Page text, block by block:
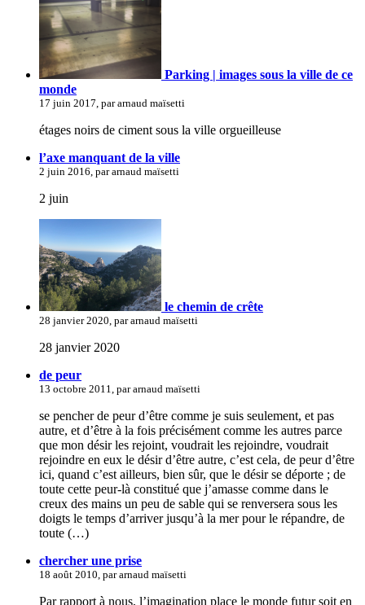
Parking | images sous la ville de ce
monde
17 juin 2017, par arnaud maïsetti
étages noirs de ciment sous la ville orgueilleuse
l’axe manquant de la ville
2 juin 2016, par arnaud maïsetti
2 juin
le chemin de crête
28 janvier 2020, par arnaud maïsetti
28 janvier 2020
de peur
13 octobre 2011, par arnaud maïsetti
se pencher de peur d’être comme je suis seulement, et pas
autre, et d’être à la fois précisément comme les autres parce
que mon désir les rejoint, voudrait les rejoindre, voudrait
rejoindre en eux le désir d’être autre, c’est cela, de peur d’être
ici, quand c’est ailleurs, bien sûr, que le désir se déporte ; de
toute cette peur-là constitué que j’amasse comme dans le
creux des mains un peu de sable qui se renversera sous les
doigts le temps d’arriver jusqu’à la mer pour le répandre, de
toute (…)
chercher une prise
18 août 2010, par arnaud maïsetti
Par rapport à nous, l’imagination place le monde futur soit en